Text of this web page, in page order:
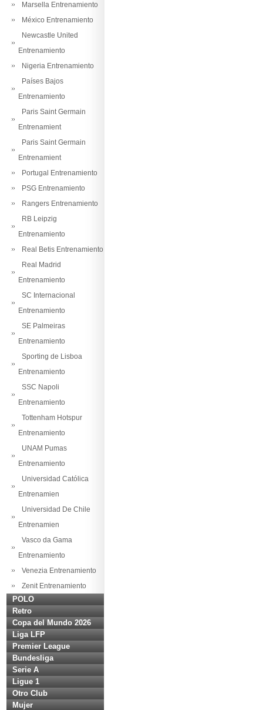
Marsella Entrenamiento
México Entrenamiento
Newcastle United
Entrenamiento
Nigeria Entrenamiento
Países Bajos
Entrenamiento
Paris Saint Germain
Entrenamient
Paris Saint Germain
Entrenamient
Portugal Entrenamiento
PSG Entrenamiento
Rangers Entrenamiento
RB Leipzig
Entrenamiento
Real Betis Entrenamiento
Real Madrid
Entrenamiento
SC Internacional
Entrenamiento
SE Palmeiras
Entrenamiento
Sporting de Lisboa
Entrenamiento
SSC Napoli
Entrenamiento
Tottenham Hotspur
Entrenamiento
UNAM Pumas
Entrenamiento
Universidad Católica
Entrenamien
Universidad De Chile
Entrenamien
Vasco da Gama
Entrenamiento
Venezia Entrenamiento
Zenit Entrenamiento
POLO
Retro
Copa del Mundo 2026
Liga LFP
Premier League
Bundesliga
Serie A
Ligue 1
Otro Club
Mujer